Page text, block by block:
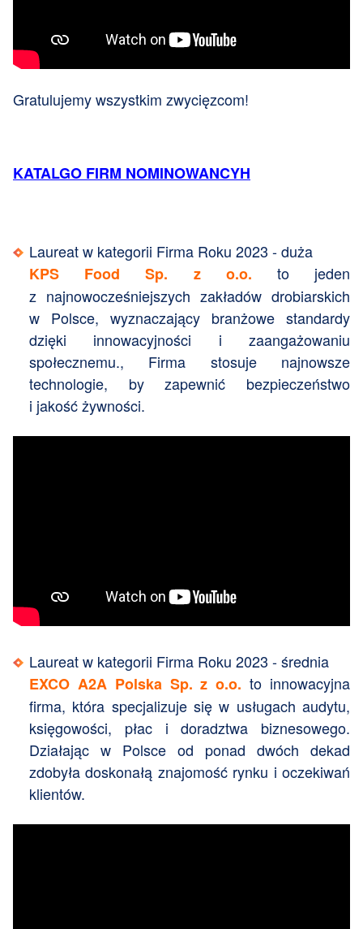
Gratulujemy wszystkim zwycięzcom!
KATALGO FIRM NOMINOWANCYH
Laureat w kategorii Firma Roku 2023 - duża
KPS Food Sp. z o.o. to jeden
z najnowocześniejszych zakładów drobiarskich
w Polsce, wyznaczający branżowe standardy
dzięki innowacyjności i zaangażowaniu
społecznemu., Firma stosuje najnowsze
technologie, by zapewnić bezpieczeństwo
i jakość żywności.
Laureat w kategorii Firma Roku 2023 - średnia
EXCO A2A Polska Sp. z o.o. to innowacyjna
firma, która specjalizuje się w usługach audytu,
księgowości, płac i doradztwa biznesowego.
Działając w Polsce od ponad dwóch dekad
zdobyła doskonałą znajomość rynku i oczekiwań
klientów.